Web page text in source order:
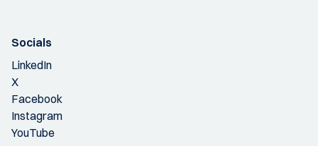
Socials
LinkedIn
X
Facebook
Instagram
YouTube